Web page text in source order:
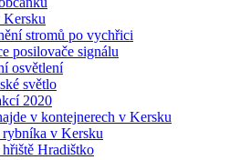
Kersku
stromů po vychřici
posilovače signálu
osvětlení
světlo
2020
v kontejnerech v Kersku
rybníka v Kersku
Hradištko